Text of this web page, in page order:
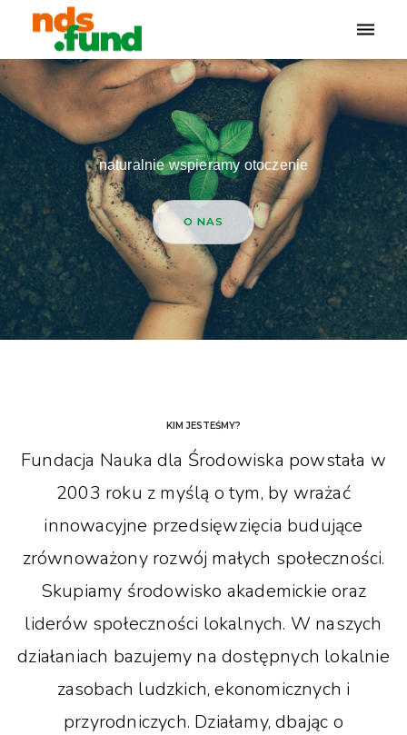
Toggle
naturalnie wspieramy otoczenie
O NAS
KIM JESTEŚMY?
Fundacja Nauka dla Środowiska powstała w
2003 roku z myślą o tym, by wrażać
innowacyjne przedsięwzięcia budujące
zrównoważony rozwój małych społeczności.
Skupiamy środowisko akademickie oraz
liderów społeczności lokalnych. W naszych
działaniach bazujemy na dostępnych lokalnie
zasobach ludzkich, ekonomicznych i
przyrodniczych. Działamy, dbając o